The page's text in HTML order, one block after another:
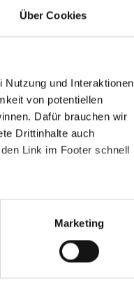
Über Cookies
Nutzung und Interaktionen
von potentiellen
Dafür brauchen wir
Drittinhalte auch
Link im Footer schnell
Marketing